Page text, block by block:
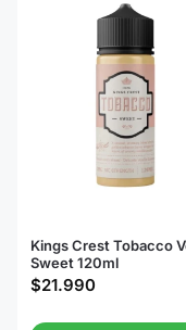
Kings Crest Tobacco
Sweet 120ml
$21.990